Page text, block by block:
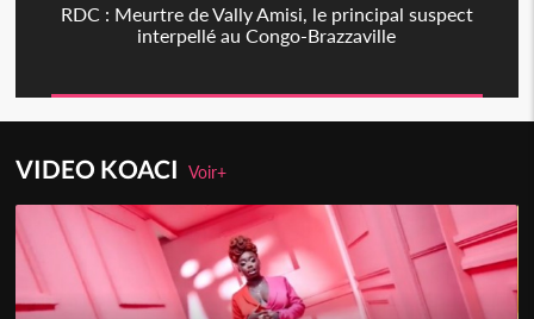
RDC : Meurtre de Vally Amisi, le principal suspect
interpellé au Congo-Brazzaville
VIDEO KOACIVoir+